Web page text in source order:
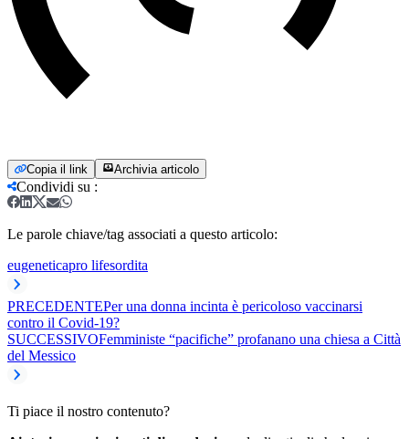
Copia il link Archivia articolo
Condividi su :
Le parole chiave/tag associati a questo articolo:
eugeneticapro lifesordita
PRECEDENTEPer una donna incinta è pericoloso vaccinarsi
contro il Covid-19?
SUCCESSIVOFemministe “pacifiche” profanano una chiesa a Città
del Messico
Ti piace il nostro contenuto?